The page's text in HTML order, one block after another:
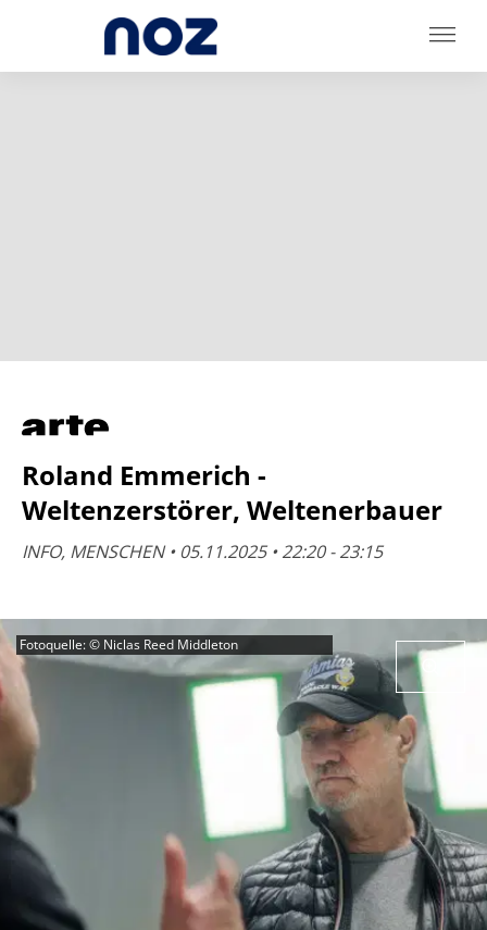
Roland Emmerich -
Weltenzerstörer, Weltenerbauer
INFO, MENSCHEN • 05.11.2025 • 22:20 - 23:15
Fotoquelle: © Niclas Reed Middleton